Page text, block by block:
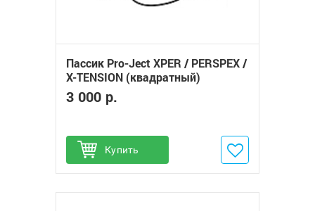
Пассик Pro-Ject XPER / PERSPEX /
X-TENSION (квадратный)
3 000 р.
Купить
Добавить в избранное